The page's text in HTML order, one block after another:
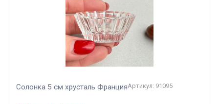
Солонка 5 см хрусталь ФранцияАртикул: 91095